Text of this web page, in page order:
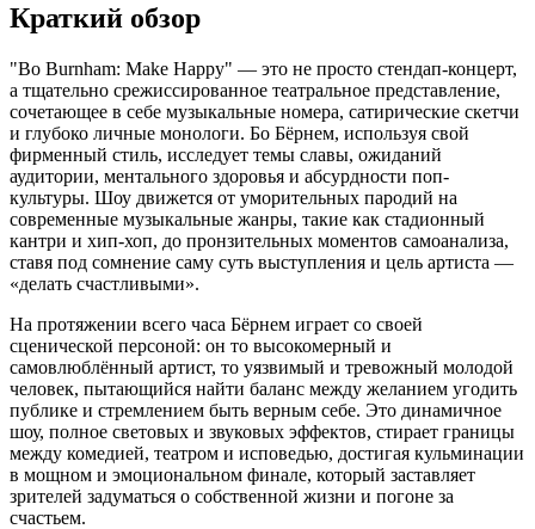
Краткий обзор
"Bo Burnham: Make Happy" — это не просто стендап-концерт,
а тщательно срежиссированное театральное представление,
сочетающее в себе музыкальные номера, сатирические скетчи
и глубоко личные монологи. Бо Бёрнем, используя свой
фирменный стиль, исследует темы славы, ожиданий
аудитории, ментального здоровья и абсурдности поп-
культуры. Шоу движется от уморительных пародий на
современные музыкальные жанры, такие как стадионный
кантри и хип-хоп, до пронзительных моментов самоанализа,
ставя под сомнение саму суть выступления и цель артиста —
«делать счастливыми».
На протяжении всего часа Бёрнем играет со своей
сценической персоной: он то высокомерный и
самовлюблённый артист, то уязвимый и тревожный молодой
человек, пытающийся найти баланс между желанием угодить
публике и стремлением быть верным себе. Это динамичное
шоу, полное световых и звуковых эффектов, стирает границы
между комедией, театром и исповедью, достигая кульминации
в мощном и эмоциональном финале, который заставляет
зрителей задуматься о собственной жизни и погоне за
счастьем.